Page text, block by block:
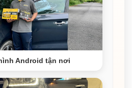
Android tận nơi